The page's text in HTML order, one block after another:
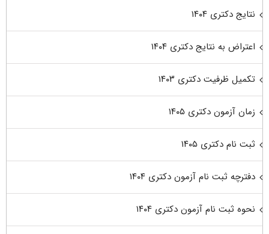
نتایج دکتری ۱۴۰۴
اعتراض به نتایج دکتری ۱۴۰۴
تکمیل ظرفیت دکتری ۱۴۰۳
زمان آزمون دکتری ۱۴۰۵
ثبت نام دکتری ۱۴۰۵
دفترچه ثبت نام آزمون دکتری ۱۴۰۴
نحوه ثبت نام آزمون دکتری ۱۴۰۴